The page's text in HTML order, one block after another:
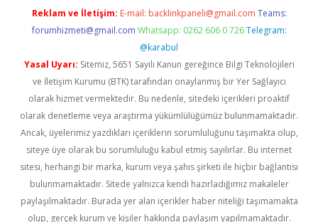
Reklam ve İletişim: E-mail: backlinkpaneli@gmail.com Teams:
forumhizmeti@gmail.com Whatsapp: 0262 606 0 726 Telegram:
@karabul
Yasal Uyarı: Sitemiz, 5651 Sayılı Kanun gereğince Bilgi Teknolojileri
ve İletişim Kurumu (BTK) tarafından onaylanmış bir Yer Sağlayıcı
olarak hizmet vermektedir. Bu nedenle, sitedeki içerikleri proaktif
olarak denetleme veya araştırma yükümlülüğümüz bulunmamaktadır.
Ancak, üyelerimiz yazdıkları içeriklerin sorumluluğunu taşımakta olup,
siteye üye olarak bu sorumluluğu kabul etmiş sayılırlar. Bu internet
sitesi, herhangi bir marka, kurum veya şahıs şirketi ile hiçbir bağlantısı
bulunmamaktadır. Sitede yalnızca kendi hazırladığımız makaleler
paylaşılmaktadır. Burada yer alan içerikler haber niteliği taşımamakta
olup, gerçek kurum ve kişiler hakkında paylaşım yapılmamaktadır.